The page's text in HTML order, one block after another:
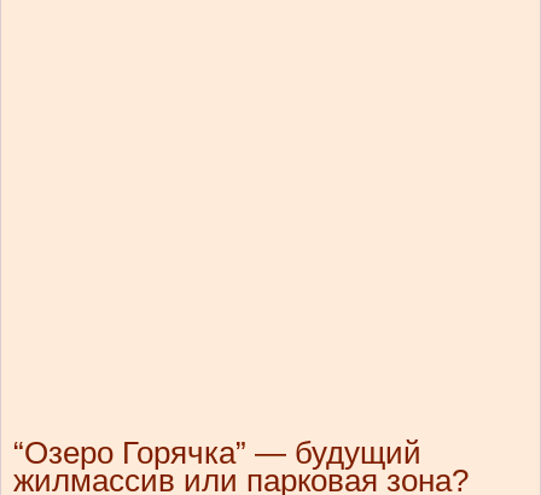
“Озеро Горячка” — будущий
жилмассив или парковая зона?